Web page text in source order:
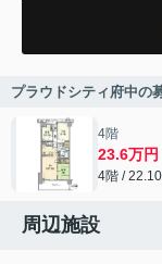
プラウドシティ府中の
4階
23.6万円
4階 /
周辺施設